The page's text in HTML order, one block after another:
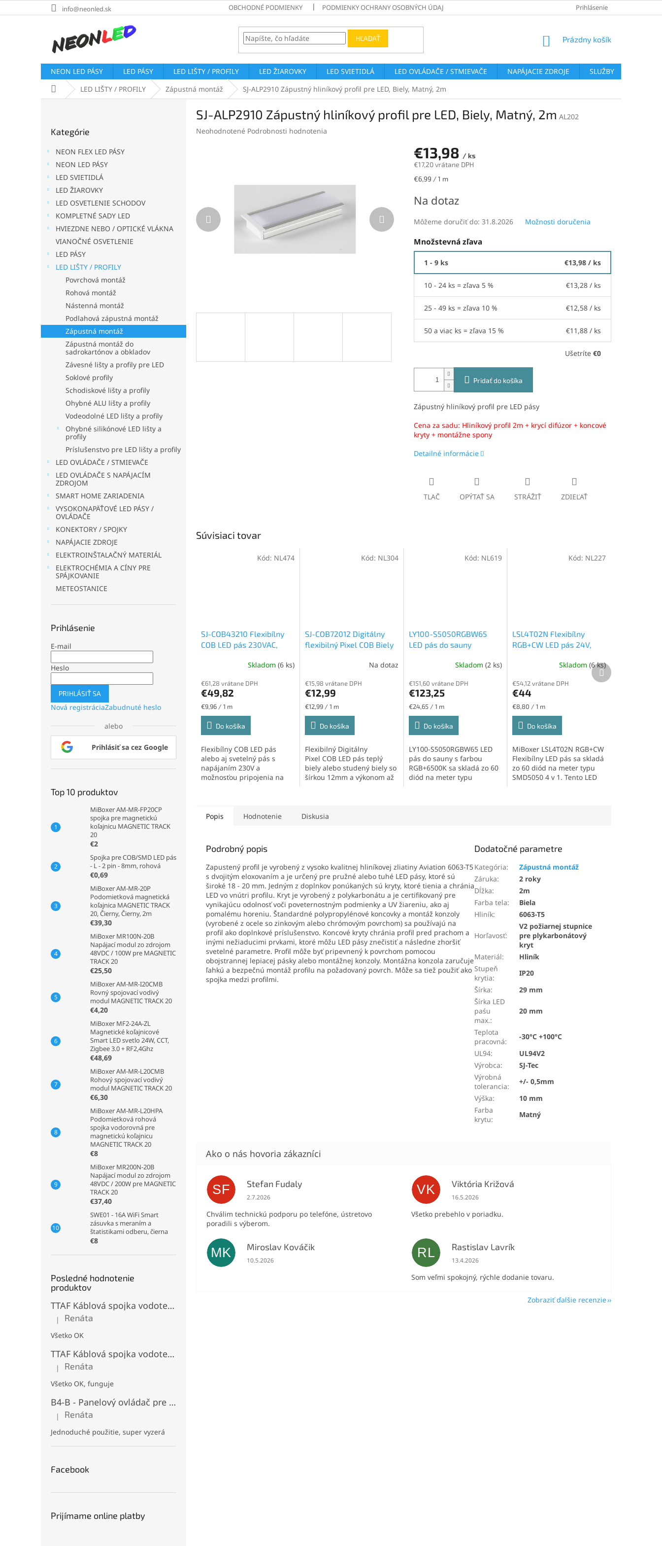
na
info@neonled.sk OBCHODNÉ PODMIENKY PODMIENKY OCHRANY OSOBNÝCH ÚDAJOV VRÁTENIE TOVARU
Prihlásenie
HĽADAŤ
NÁKUPNÝ
Prázdny košík
NEON LED PÁSY LED PÁSY LED LIŠTY / PROFILY LED ŽIAROVKY LED SVIETIDLÁ LED OVLÁDAČE / STMIEVAČE NAPÁJACIE ZDROJE SLUŽBY
DomovLED LIŠTY / PROFILY Zápustná montáž SJ-ALP2910 Zápustný hliníkový profil pre LED, Biely, Matný, 2m
kategórie
Kategórie
NEON FLEX LED PÁSY
NEON LED PÁSY
LED SVIETIDLÁ
LED ŽIAROVKY
LED OSVETLENIE SCHODOV
KOMPLETNÉ SADY LED
HVIEZDNE NEBO / OPTICKÉ VLÁKNA
VIANOČNÉ OSVETLENIE
LED PÁSY
LED LIŠTY / PROFILY
Povrchová montáž
Rohová montáž
Nástenná montáž
Podlahová zápustná montáž
Zápustná montáž
Zápustná montáž do
sadrokartónov a obkladov
Závesné lišty a profily pre LED
Soklové profily
Schodiskové lišty a profily
Ohybné ALU lišty a profily
Vodeodolné LED lišty a profily
Ohybné silikónové LED lišty a
profily
Príslušenstvo pre LED lišty a profily
LED OVLÁDAČE / STMIEVAČE
LED OVLÁDAČE S NAPÁJACÍM
ZDROJOM
SMART HOME ZARIADENIA
VYSOKONAPÄŤOVÉ LED PÁSY /
OVLÁDAČE
KONEKTORY / SPOJKY
NAPÁJACIE ZDROJE
ELEKTROINŠTALAČNÝ MATERIÁL
ELEKTROCHÉMIA A CÍNY PRE
SPÁJKOVANIE
METEOSTANICE
Prihlásenie
E-mail
Heslo
PRIHLÁSIŤ SA
Nová registráciaZabudnuté heslo
alebo
Prihlásiť sa cez Google
Top 10 produktov
MiBoxer AM-MR-FP20CP
spojka pre magnetickú
koľajnicu MAGNETIC TRACK
20
€2
Spojka pre COB/SMD LED pás
- L - 2 pin - 8mm, rohová
€0,69
MiBoxer AM-MR-20P
Podomietková magnetická
koľajnica MAGNETIC TRACK
20, Čierny, Čierny, 2m
€39,30
MiBoxer MR100N-20B
Napájací modul zo zdrojom
48VDC / 100W pre MAGNETIC
TRACK 20
€25,50
MiBoxer AM-MR-I20CMB
Rovný spojovací vodivý
modul MAGNETIC TRACK 20
€4,20
MiBoxer MF2-24A-ZL
Magnetické koľajnicové
Smart LED svetlo 24W, CCT,
Zigbee 3.0 + RF2,4Ghz
€48,69
MiBoxer AM-MR-L20CMB
Rohový spojovací vodivý
modul MAGNETIC TRACK 20
€6,30
MiBoxer AM-MR-L20HPA
Podomietková rohová
spojka vodorovná pre
magnetickú koľajnicu
MAGNETIC TRACK 20
€8
MiBoxer MR200N-20B
Napájací modul zo zdrojom
48VDC / 200W pre MAGNETIC
TRACK 20
€37,40
SWE01 - 16A WiFi Smart
zásuvka s meraním a
štatistikami odberu, čierna
€8
Posledné hodnotenie
produktov
TTAF Káblová spojka vodotesná IP68, Typu "T" , 3 pinová, 20A, 2,5mm², M20
Hodnotenie produktu je 5 z 5 hviezdičiek.
| Renáta
Všetko OK
TTAF Káblová spojka vodotesná IP68, "I" Priama, 3 pinová, 20A, 2,5mm², M20
Hodnotenie produktu je 5 z 5 hviezdičiek.
| Renáta
Všetko OK, funguje
B4-B - Panelový ovládač pre RGB+CCT LED, Čierny, Batériový 2xAAA (3V), Magnetický, RF 2,4GHz, 4 zóny
Hodnotenie produktu je 5 z 5 hviezdičiek.
| Renáta
Jednoduché použitie, super vyzerá
Facebook
Prijímame online platby
SJ-ALP2910 Zápustný hliníkový profil pre LED, Biely, Matný, 2m AL202
Priemerné
Neohodnotené Podrobnosti hodnotenia
€13,98 / ks
€17,20 vrátane DPH
Jednotková
€6,99 / 1 m
Na dotaz
Môžeme doručiť do: 31.8.2026 Možnosti doručenia
Množstevná zľava
1 - 9 ks €13,98 / ks
10 - 24 ks = zľava 5 % €13,28 / ks
25 - 49 ks = zľava 10 % €12,58 / ks
50 a viac ks = zľava 15 % €11,88 / ks
Ušetríte €0
Pridať do košíka
Zápustný hliníkový profil pre LED pásy
Cena za sadu: Hliníkový profil 2m + krycí difúzor + koncové
kryty + montážne spony
Detailné informácie
TLAČ OPÝTAŤ SA STRÁŽIŤ ZDIEĽAŤ
Súvisiaci tovar
SJ-COB43210 Flexibílny
COB LED pás 230VAC,
2700K, teplá biela
Skladom (6 ks)
€61,28 vrátane DPH
€49,82
Jednotková
cena:
€9,96 / 1 m
Do košíka
Flexibílny COB LED pás
alebo aj svetelný pás s
napájaním 230V a
možnosťou pripojenia na
Kód: NL474
SJ-COB72012 Digitálny
flexibilný Pixel COB Biely
23W/m, 720led/m,
produktu
je
5,0
hviezdičiek.
Na dotaz
€15,98 vrátane DPH
€12,99
Jednotková
cena:
€12,99 / 1 m
Do košíka
Flexibilný Digitálny
Pixel COB LED pás teplý
biely alebo studený biely so
šírkou 12mm a výkonom až
Kód: NL304
LY100-S5050RGBW65
LED pás do sauny
SMD5050 , IP65, 10W/m,
Skladom(2 ks)
€151,60 vrátane DPH
€123,25
Jednotková
cena:
€24,65 / 1 m
Do košíka
LY100-S5050RGBW65 LED
pás do sauny s farbou
RGB+6500K sa skladá zo 60
diód na meter typu
Kód: NL619
LSL4T02N Flexibílny
RGB+CW LED pás 24V,
9W/m, 60led/mSkladom (6 ks)
€54,12 vrátane DPH
€44
Jednotková
cena:
€8,80 / 1 m
Do košíka
MiBoxer LSL4T02N RGB+CW
Flexibílny LED pás sa skladá
zo 60 diód na meter typu
SMD5050 4 v 1. Tento LED
Kód: NL227
Ďalší
produkt
Popis Hodnotenie Diskusia
Podrobný popis
Zapustený profil je vyrobený z vysoko kvalitnej hliníkovej zliatiny Aviation 6063-T5
s dvojitým eloxovaním a je určený pre pružné alebo tuhé LED pásy, ktoré sú
široké 18 - 20 mm. Jedným z doplnkov ponúkaných sú kryty, ktoré tienia a chránia
LED vo vnútri profilu. Kryt je vyrobený z polykarbonátu a je certifikovaný pre
vynikajúcu odolnosť voči poveternostným podmienky a UV žiareniu, ako aj
pomalému horeniu. Štandardné polypropylénové koncovky a montáž konzoly
(vyrobené z ocele so zinkovým alebo chrómovým povrchom) sa používajú na
profil ako doplnkové príslušenstvo. Koncové kryty chránia profil pred prachom a
inými nežiaducimi prvkami, ktoré môžu LED pásy znečistiť a následne zhoršiť
svetelné parametre. Profil môže byť pripevnený k povrchom pomocou
obojstrannej lepiacej pásky alebo montážnej konzoly. Montážna konzola zaručuje
ľahkú a bezpečnú montáž profilu na požadovaný povrch. Môže sa tiež použiť ako
spojka medzi profilmi.
Dodatočné parametre
Kategória:
Zápustná montáž
Záruka:
2 roky
Dĺžka:
2m
Farba tela:
Biela
Hliník: 6063-T5
Horľavosť:
V2 požiarnej stupnice
pre plykarbonátový
kryt
Materiál:
Hliník
Stupeň
krytia:
IP20
Šírka:
29 mm
Šírka LED
paśu
max.:
20 mm
Teplota
pracovná:
-30°C +100°C
UL94:
UL94V2
Výrobca:
SJ-Tec
Výrobná
tolerancia:
+/- 0,5mm
Výška:
10 mm
Farba
krytu:
Matný
SF Stefan Fudaly
Hodnotenie obchodu je 5 z 5 hviezdičiek.
2.7.2026
Chválim technickú podporu po telefóne, ústretovo
poradili s výberom.
VK Viktória Križová
Hodnotenie obchodu je 5 z 5 hviezdičiek.
16.5.2026
Všetko prebehlo v poriadku.
MK Miroslav Kováčik
Hodnotenie obchodu je 5 z 5 hviezdičiek.
10.5.2026
RL Rastislav Lavrík
Hodnotenie obchodu je 5 z 5 hviezdičiek.
13.4.2026
Som veľmi spokojný, rýchle dodanie tovaru.
Zobraziť ďalšie recenzie